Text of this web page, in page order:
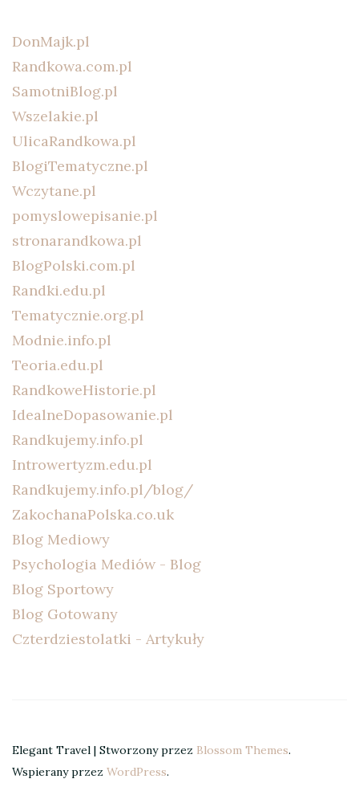
DonMajk.pl
Randkowa.com.pl
SamotniBlog.pl
Wszelakie.pl
UlicaRandkowa.pl
BlogiTematyczne.pl
Wczytane.pl
pomyslowepisanie.pl
stronarandkowa.pl
BlogPolski.com.pl
Randki.edu.pl
Tematycznie.org.pl
Modnie.info.pl
Teoria.edu.pl
RandkoweHistorie.pl
IdealneDopasowanie.pl
Randkujemy.info.pl
Introwertyzm.edu.pl
Randkujemy.info.pl/blog/
ZakochanaPolska.co.uk
Blog Mediowy
Psychologia Mediów - Blog
Blog Sportowy
Blog Gotowany
Czterdziestolatki - Artykuły
Elegant Travel | Stworzony przez Blossom Themes.
Wspierany przez WordPress.